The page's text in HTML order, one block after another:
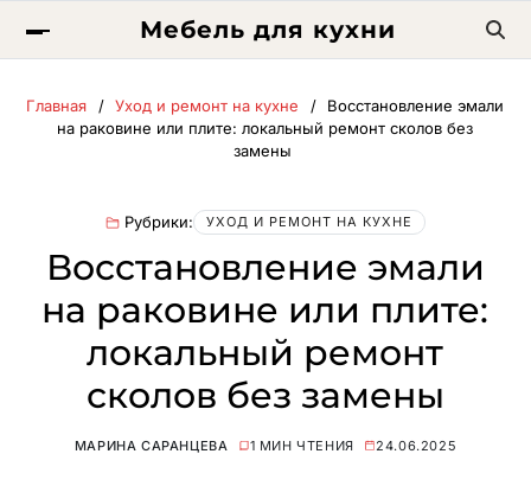
Мебель для кухни
Главная Уход и ремонт на кухне
Восстановление эмали
на раковине или плите: локальный ремонт сколов без
замены
Рубрики: УХОД И РЕМОНТ НА КУХНЕ
Восстановление эмали
на раковине или плите:
локальный ремонт
сколов без замены
МАРИНА САРАНЦЕВА 1 МИН ЧТЕНИЯ 24.06.2025